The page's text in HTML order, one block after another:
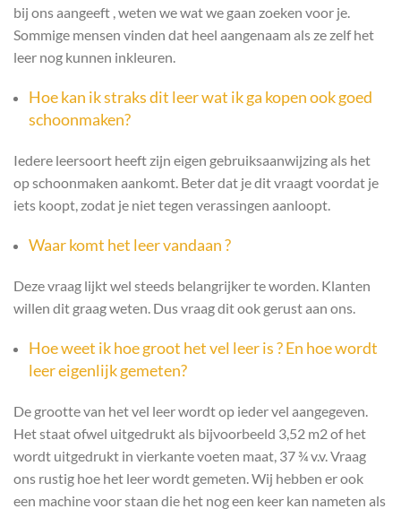
bij ons aangeeft , weten we wat we gaan zoeken voor je.
Sommige mensen vinden dat heel aangenaam als ze zelf het
leer nog kunnen inkleuren.
Hoe kan ik straks dit leer wat ik ga kopen ook goed
schoonmaken?
Iedere leersoort heeft zijn eigen gebruiksaanwijzing als het
op schoonmaken aankomt. Beter dat je dit vraagt voordat je
iets koopt, zodat je niet tegen verassingen aanloopt.
Waar komt het leer vandaan ?
Deze vraag lijkt wel steeds belangrijker te worden. Klanten
willen dit graag weten. Dus vraag dit ook gerust aan ons.
Hoe weet ik hoe groot het vel leer is ? En hoe wordt
leer eigenlijk gemeten?
De grootte van het vel leer wordt op ieder vel aangegeven.
Het staat ofwel uitgedrukt als bijvoorbeeld 3,52 m2 of het
wordt uitgedrukt in vierkante voeten maat, 37 ¾ v.v. Vraag
ons rustig hoe het leer wordt gemeten. Wij hebben er ook
een machine voor staan die het nog een keer kan nameten als